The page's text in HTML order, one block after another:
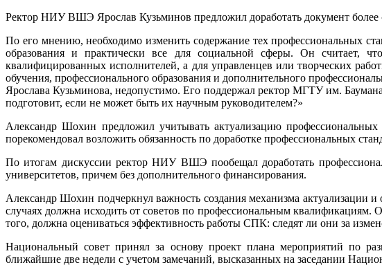
Ректор НИУ ВШЭ Ярослав Кузьминов предложил доработать документ более
По его мнению, необходимо изменить содержание тех профессиональных
образования и практически все для социальной сферы. Он считает,
квалифицированных исполнителей, а для управленцев или творческих
обучения, профессионального образования и дополнительного
Ярослава Кузьминова, недопустимо. Его поддержал ректор МГТУ им.
подготовит, если не может быть их научным руководителем?»
Александр Шохин предложил учитывать актуализацию
порекомендовал возложить обязанность по доработке профессиональных
По итогам дискуссии ректор НИУ ВШЭ пообещал доработать
университетов, причем без дополнительного финансирования.
Александр Шохин подчеркнул важность создания механизма актуализации
случаях должна исходить от советов по профессиональным
того, должна оцениваться эффективность работы СПК: следят ли они за
Национальный совет принял за основу проект плана мероприятий по
ближайшие две недели с учетом замечаний, высказанных на заседании